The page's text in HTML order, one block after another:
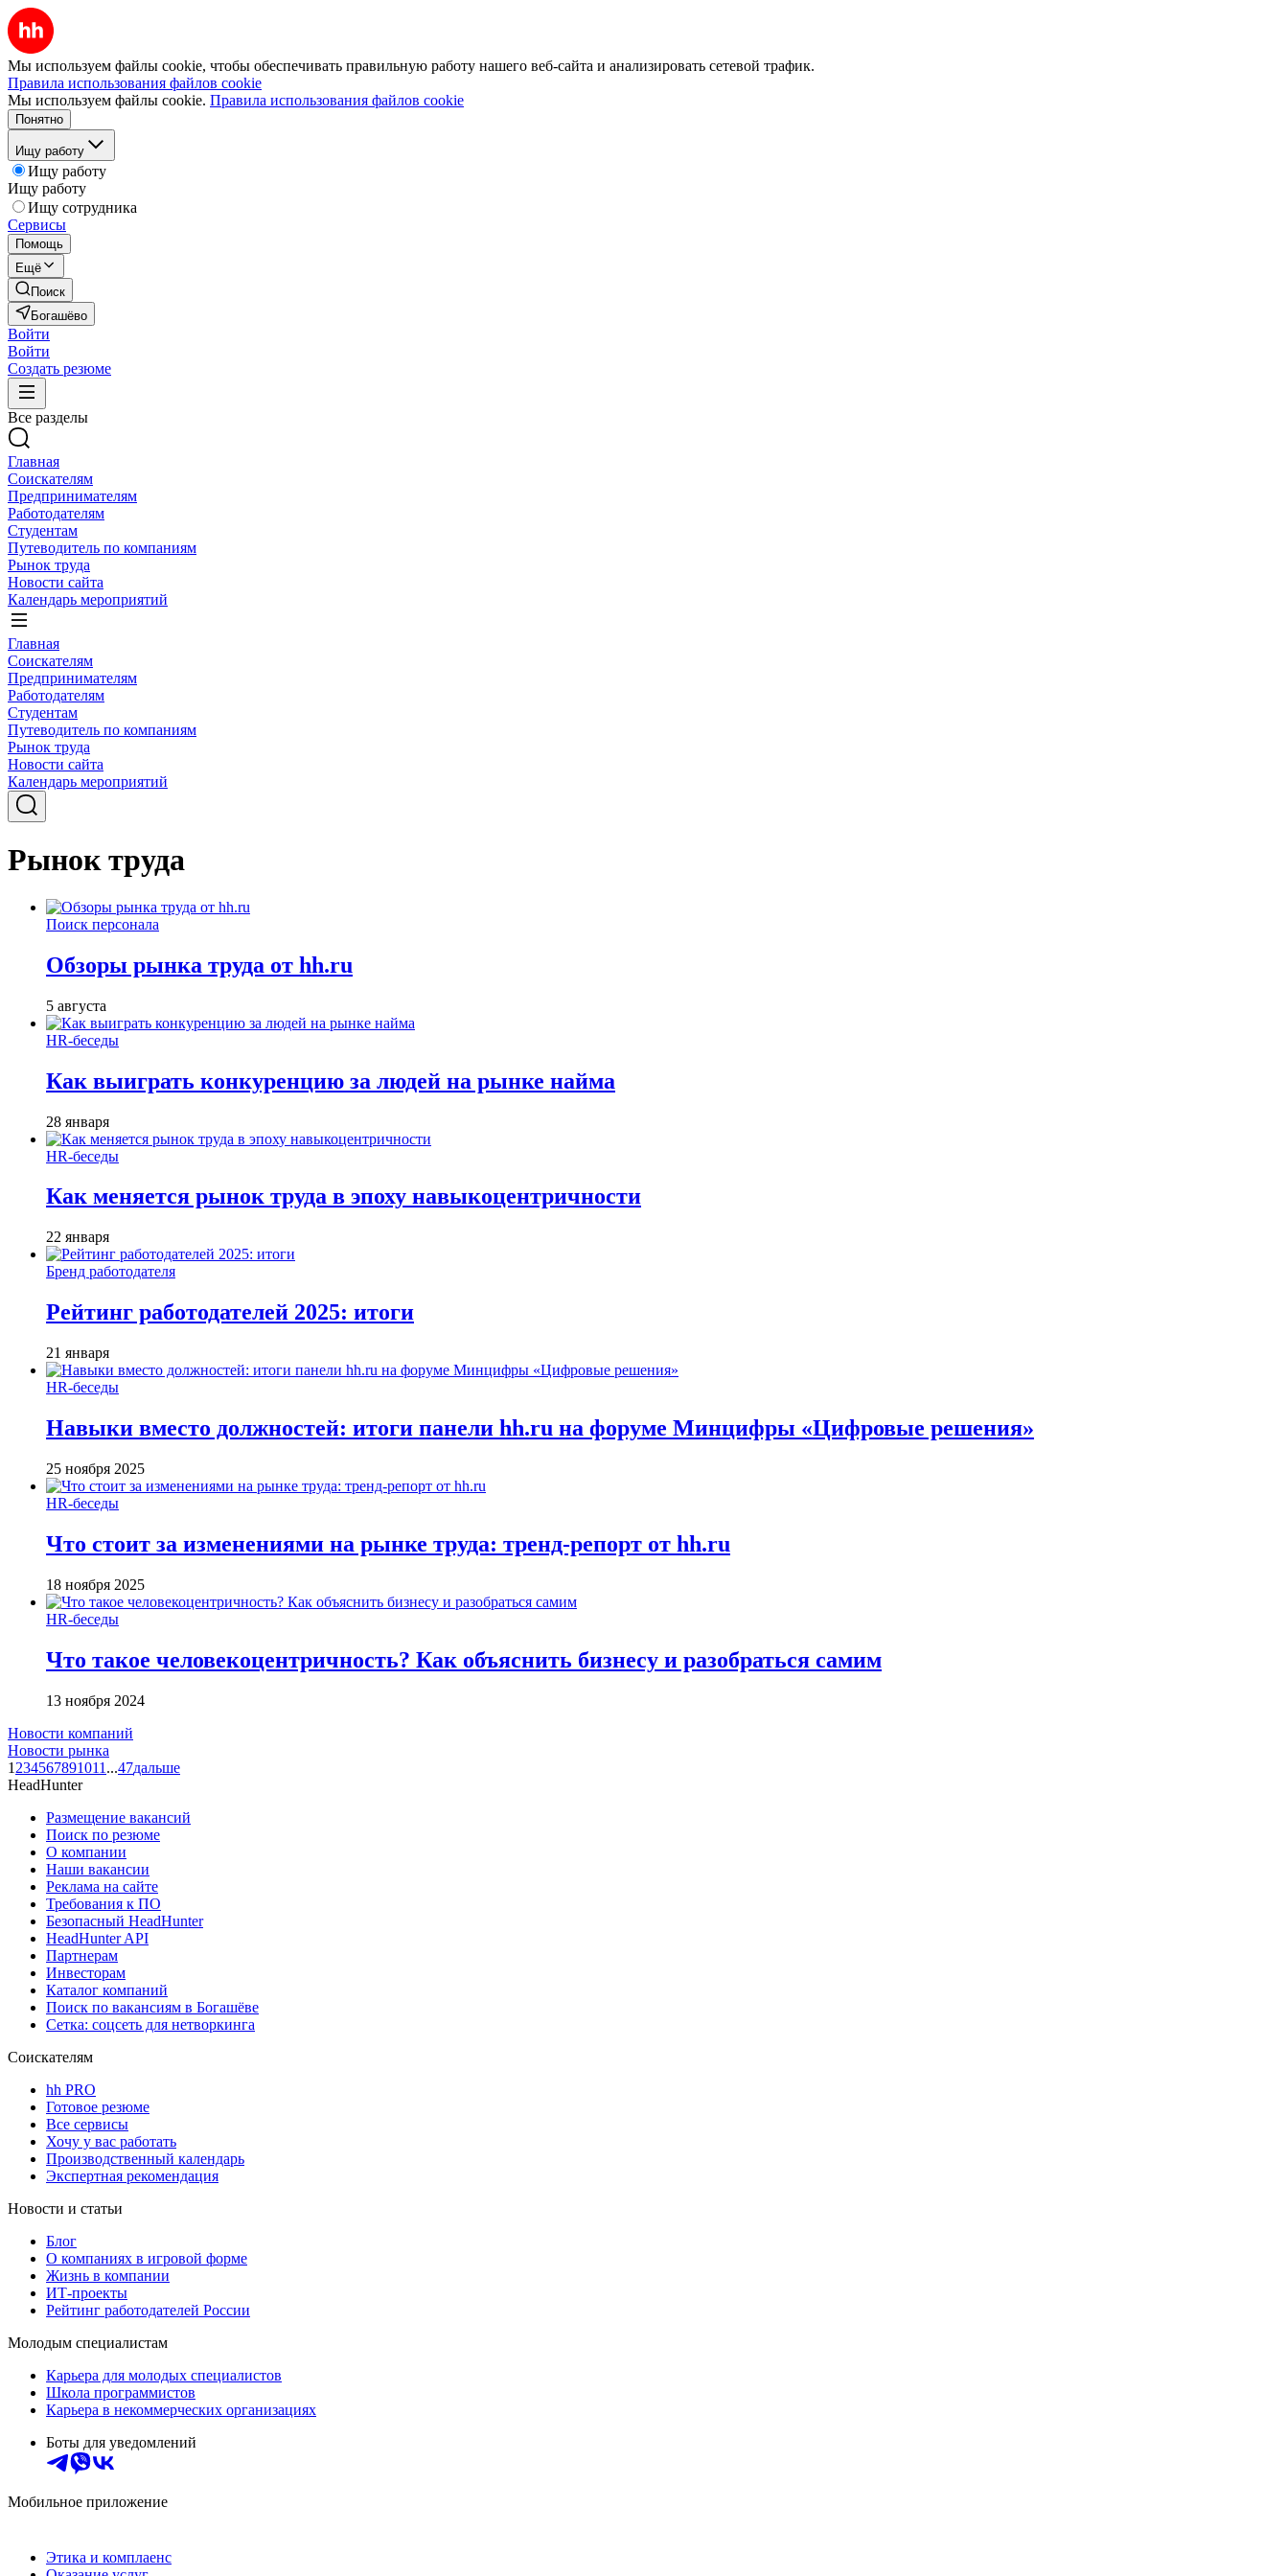
Мы используем файлы cookie, чтобы обеспечивать правильную работу нашего веб-сайта и анализировать сетевой трафик.
Правила использования файлов cookie
Мы используем файлы cookie. Правила использования файлов cookie
Понятно
Ищу работу
Ищу работу
Ищу работу
Ищу сотрудника
Сервисы
Помощь
Ещё
Поиск
Богашёво
Войти
Войти
Создать резюме
Все разделы
Главная
Соискателям
Предпринимателям
Работодателям
Студентам
Путеводитель по компаниям
Рынок труда
Новости сайта
Календарь мероприятий
Главная
Соискателям
Предпринимателям
Работодателям
Студентам
Путеводитель по компаниям
Рынок труда
Новости сайта
Календарь мероприятий
Рынок труда
Поиск персонала
Обзоры рынка труда от hh.ru
5 августа
HR-беседы
Как выиграть конкуренцию за людей на рынке найма
28 января
HR-беседы
Как меняется рынок труда в эпоху навыкоцентричности
22 января
Бренд работодателя
Рейтинг работодателей 2025: итоги
21 января
HR-беседы
Навыки вместо должностей: итоги панели hh.ru на форуме Минцифры «Цифровые решения»
25 ноября 2025
HR-беседы
Что стоит за изменениями на рынке труда: тренд-репорт от hh.ru
18 ноября 2025
HR-беседы
Что такое человеко­центричность? Как объяснить бизнесу и разобраться самим
13 ноября 2024
Новости компаний
Новости рынка
1 234567891011 ...47дальше
HeadHunter
Размещение вакансий
Поиск по резюме
О компании
Наши вакансии
Реклама на сайте
Требования к ПО
Безопасный HeadHunter
HeadHunter API
Партнерам
Инвесторам
Каталог компаний
Поиск по вакансиям в Богашёве
Сетка: соцсеть для нетворкинга
Соискателям
hh PRO
Готовое резюме
Все сервисы
Хочу у вас работать
Производственный календарь
Экспертная рекомендация
Новости и статьи
Блог
О компаниях в игровой форме
Жизнь в компании
ИТ-проекты
Рейтинг работодателей России
Молодым специалистам
Карьера для молодых специалистов
Школа программистов
Карьера в некоммерческих организациях
Боты для уведомлений
Мобильное приложение
Этика и комплаенс